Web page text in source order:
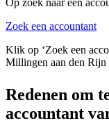
Op zoek naar een
Zoek een accountant
Klik op ‘Zoek een
Millingen aan den Rijn
Redenen om
accountant